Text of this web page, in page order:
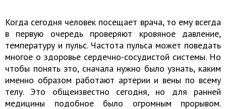
Когда сегодня человек посещает врача, то ему всегда
в первую очередь проверяют кровяное давление,
температуру и пульс. Частота пульса может поведать
многое о здоровье сердечно-сосудистой системы. Но
чтобы понять это, сначала нужно было узнать, каким
именно образом работают артерии и вены по всему
телу. Это общеизвестно сегодня, но для ранней
медицины подобное было огромным прорывом.